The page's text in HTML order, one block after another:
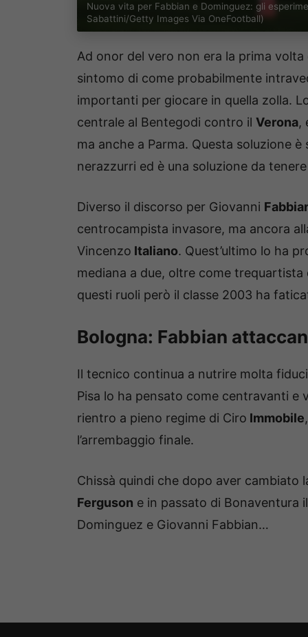
Nuova vita per Fabbian e Dominguez: gli
Sabattini/Getty Images Via OneFootball)
Ad onor del vero non era la prima
sintomo di come probabilmente
importanti per giocare in quella zolla.
centrale al Bentegodi contro il Verona,
ma anche a Parma. Questa soluzione
nerazzurri ed è una soluzione da
Diverso il discorso per Giovanni
centrocampista invasore, ma ancora
Vincenzo Italiano. Quest’ultimo lo ha
mediana a due, oltre come
questi ruoli però il classe 2003 ha
Bologna: Fabbian
Il tecnico continua a nutrire molta
Pisa lo ha pensato come centravanti e
rientro a pieno regime di Ciro Immobile
l’arrembaggio finale.
Chissà quindi che dopo aver cambiato
Ferguson e in passato di Bonaventura
Dominguez e Giovanni Fabbian…